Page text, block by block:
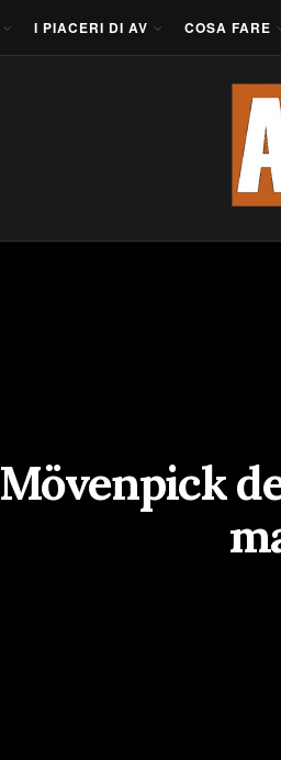
I PIACERI DI AV COSA FARE
Mövenpick